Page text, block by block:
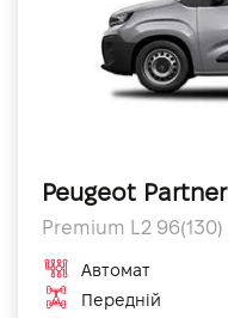
Peugeot Partner
Premium L2 96(130)
Автомат
Передній